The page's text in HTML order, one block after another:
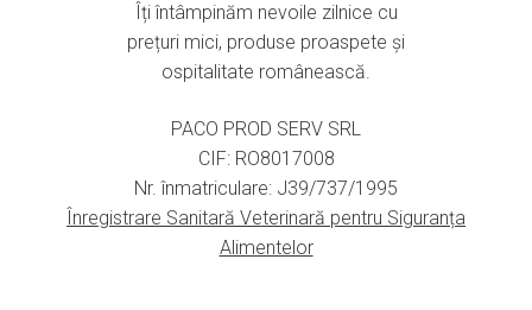
Îți întâmpinăm nevoile zilnice cu
prețuri mici, produse proaspete și
ospitalitate românească.
PACO PROD SERV SRL
CIF: RO8017008
Nr. înmatriculare: J39/737/1995
Înregistrare Sanitară Veterinară pentru Siguranța
Alimentelor